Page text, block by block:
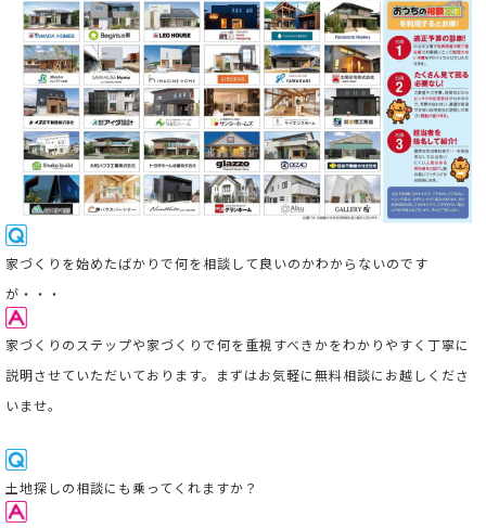
家づくりを始めたばかりで何を相談して良いのかわからないのです
が・・・
家づくりのステップや家づくりで何を重視すべきかをわかりやすく丁寧に
説明させていただいております。まずはお気軽に無料相談にお越しくださ
いませ。
土地探しの相談にも乗ってくれますか？